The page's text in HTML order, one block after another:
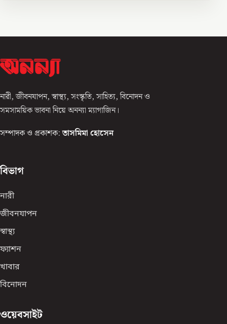
নারী, জীবনযাপন, স্বাস্থ্য, সংস্কৃতি, সাহিত্য, বিনোদন ও
সমসাময়িক ভাবনা নিয়ে অনন্যা ম্যাগাজিন।
সম্পাদক ও প্রকাশক: তাসমিমা হোসেন
বিভাগ
নারী
জীবনযাপন
স্বাস্থ্য
ফ্যাশন
খাবার
বিনোদন
ওয়েবসাইট